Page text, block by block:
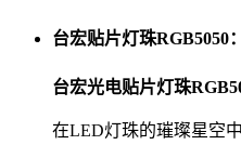
台宏贴片灯珠RGB5050
台宏光电贴片灯珠
在LED灯珠的璀璨星空